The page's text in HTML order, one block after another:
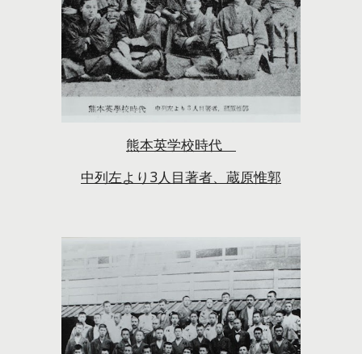
熊本英学校時代
中列左より3人目著者、蔵原惟郭